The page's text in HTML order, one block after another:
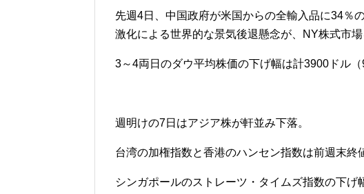
先週4日、中国政府が米国からの全輸入品に34％
激化による世界的な景気後退懸念が、NY株式市場
3～4両日のダウ平均株価の下げ幅は計3900ドル（
週明けの7日はアジア株が軒並み下落。
台湾の加権指数と香港のハンセン指数は前週末終
シンガポールのストレーツ・タイムズ指数の下げ